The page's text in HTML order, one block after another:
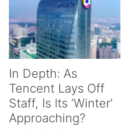
In Depth: As
Tencent Lays Off
Staff, Is Its ‘Winter’
Approaching?